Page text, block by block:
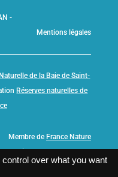
-
Mentions légales
de la Baie de Saint-
Réserves naturelles de
Membre de France Nature
over what you want